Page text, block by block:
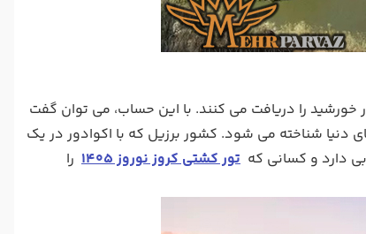
خورشید را دریافت می کنند. با این حساب، می توان گفت
دنیا شناخته می شود. کشور برزیل که با اکوادور در یک
دارد و کسانی که تور کشتی کروز نوروز 1405
را